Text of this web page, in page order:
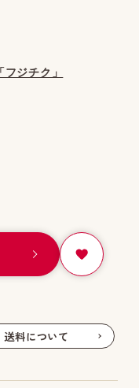
ジチク」
送料について